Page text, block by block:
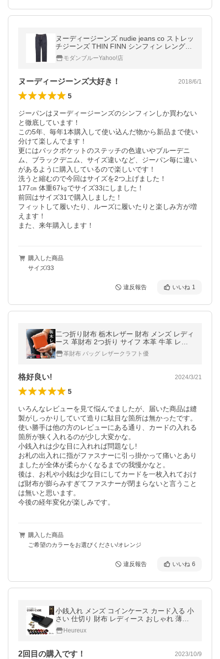
ヌーディージーンズ nudie jeans co ストレッ
チジーンズ THIN FINN シンフィン レングス
32 大きいサイズあり ブルー メンズ thin-finn
-111085
モダンブルーYahoo!店
ヌーディージーンズ大好き！ 2018/6/1
5
ジーパンはヌーディージーンズのシンフィンしか買わない
と徹底しています！
この5年、毎年1本購入して使い込んだ物から新品まで使い
分けて楽しんでます！
更にはバックポケットのステッチの色違いやブルーデニ
ム、ブラックデニム、サイズ違いなど、ジーパン毎に違い
があるように購入しているので楽しいです！
洗うと縮むので今回はサイズを2つ上げました！
177㎝ 体重67㎏でサイズ33にしました！
前回はサイズ31で購入しました！
フィットして履いたり、ルーズに履いたりと楽しみ方が増
えます！
また、来年購入します！
購入した商品
サイズ/33
違反報告 いいね 1
二つ折り財布 栃木レザー 財布 メンズ レディ
ース 革財布 2つ折り サイフ 本革 牛革 レザ
ー革財布 バッグ レザークラフト優
格好良い! 2024/3/21
5
いろんなレビューを見て悩んでましたが、届いた商品は縫
製がしっかりしていて造りに駄目な箇所は無かったです。
使い勝手は他の方のレビューにある通り、カードの入れる
箇所が狭く入れるのが少し大変かな。
小銭入れは少な目に入れれば問題なし!
お札の出入れに指がファスナーに引っ掛かって痛いとあり
ましたが全体が柔らかくなるまでの我慢かなと。
後は、お札や小銭は少な目にしてカードを一枚入れておけ
ば財布が膨らみすぎてファスナーが閉まらないと言うこと
は無いと思います。
今後の経年変化が楽しみです。
購入した商品
ご希望のカラーをお選びください/オレンジ
違反報告 いいね 6
小銭入れ メンズ コインケース カード入る 小
さい 仕切り 財布 レディース おしゃれ 薄い
薄型 コンパクト レザー ファスナー カードケ
ース お札
Heureux
2回目の購入です！ 2023/10/9